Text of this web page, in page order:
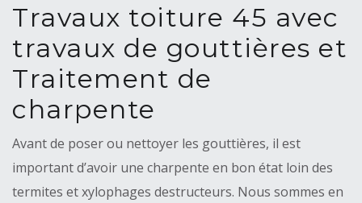
Travaux toiture 45 avec
travaux de gouttières et
Traitement de
charpente
Avant de poser ou nettoyer les gouttières, il est
important d’avoir une charpente en bon état loin des
termites et xylophages destructeurs. Nous sommes en